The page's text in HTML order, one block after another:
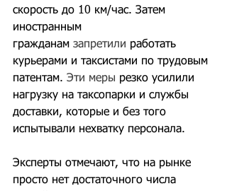
скорость до 10 км/час. Затем
иностранным
гражданам запретили работать
курьерами и таксистами по трудовым
патентам. Эти меры резко усилили
нагрузку на таксопарки и службы
доставки, которые и без того
испытывали нехватку персонала.
Эксперты отмечают, что на рынке
просто нет достаточного числа